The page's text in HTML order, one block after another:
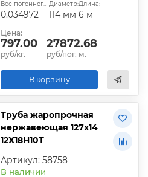
Вес погонного метра, т.:
0.034972
Диаметр:
114 мм
Длина:
6 м
Цена:
797.00
руб/кг.
27872.68
руб/пог. м.
В корзину
Труба жаропрочная
нержавеющая 127х14
12Х18Н10Т
Артикул: 58758
В наличии